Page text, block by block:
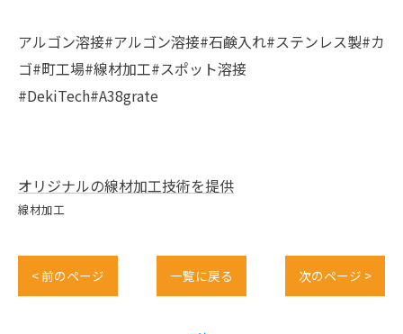
アルゴン溶接#アルゴン溶接#石鹸入れ#ステンレス製#カ
ゴ#町工場#線材加工#スポット溶接
#DekiTech#A38grate
オリジナルの線材加工技術を提供
線材加工
< 前のページ 一覧に戻る 次のページ >